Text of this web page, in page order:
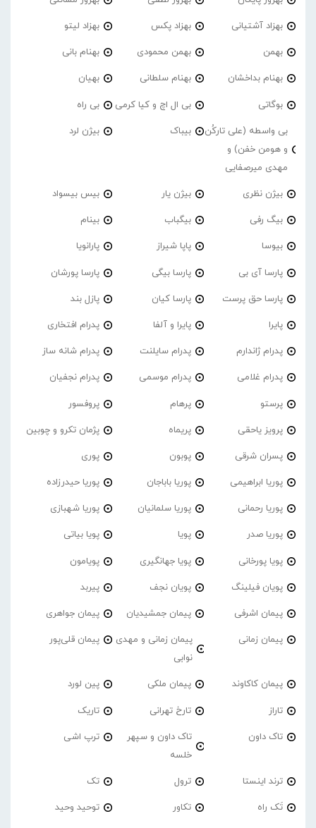
بهزاد آشتیانی بهزاد پکس بهزاد لیتو
بهمن بهمن محمودی بهنام بانی
بهنام بداخشان بهنام سلطانی بهیان
بوگاتی بی ال اچ و کیا کرمی بی راه
بی واسطه (علی تارکُن
و هومن خفن) و
مهدی میرصفایی
بیباک بیژن لرد
بیژن نظری بیژن یار بیس بیسواد
بیگ رفی بیگباب بینام
بیوسا پاپا شیراز پارانویا
پارسا آی بی پارسا بیگی پارسا پورشان
پارسا حق پرست پارسا کیان پازل بند
پایرا پایرا و آلفا پدرام افتخاری
پدرام ژاندارم پدرام‌ سایلنت پدرام شانه ساز
پدرام غلامی پدرام موسمی پدرام نجفیان
پرستو پرهام پروفسور
پرویز یاحقی پریماه پژمان تکرو و چوبین
پسران شرقی پوبون پوری
پوریا ابراهیمی پوریا باباجان پوریا حیدرزاده
پوریا رحمانی پوریا سلمانیان پوریا شهبازی
پوریا صدر پویا پویا بیاتی
پویا پورخانی پویا جهانگیری پویامون
پویان فیلینگ پویان نجف پیربد
پیمان اشرفی پیمان جمشیدیان پیمان جواهری
پیمان زمانی
پیمان زمانی و مهدی
نوابی
پیمان قلی‌پور
پیمان کاکاوند پیمان ملکی پین لورد
تاراز تارخ تهرانی تاریک
تاک داون
تاک داون و سپهر
خلسه
ترپ اشی
ترند اینستا ترول تک
تَک راه تکاور توحید وحید